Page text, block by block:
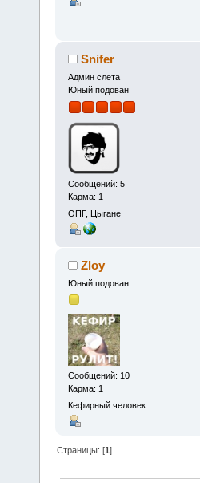
Snifer
Админ слета
Юный подован
Сообщений: 5
Карма: 1
ОПГ, Цыгане
Zloy
Юный подован
Сообщений: 10
Карма: 1
Кефирный человек
Страницы: [1]